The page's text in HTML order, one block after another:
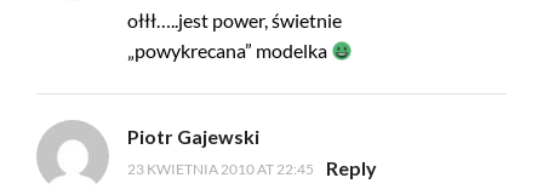
ołłł…..jest power, świetnie
„powykrecana” modelka
Piotr Gajewski
23 KWIETNIA 2010 AT 22:45
Reply